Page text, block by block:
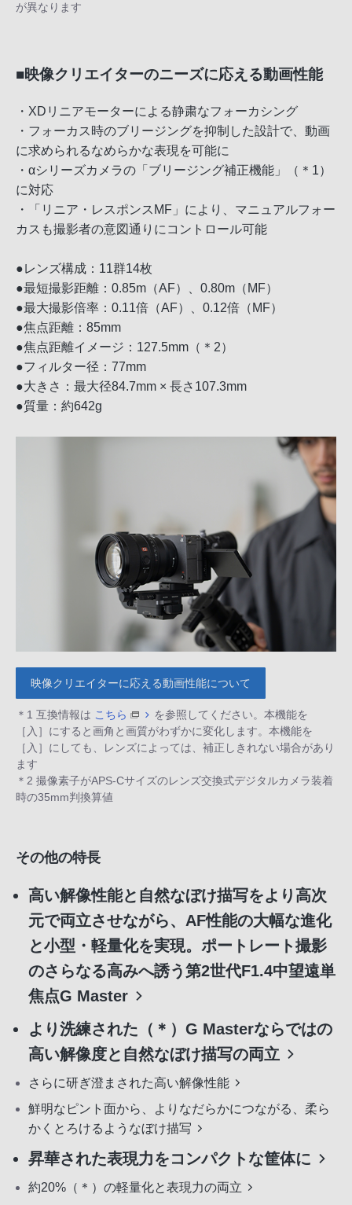
が異なります
■映像クリエイターのニーズに応える動画性能
・XDリニアモーターによる静粛なフォーカシング
・フォーカス時のブリージングを抑制した設計で、動画
に求められるなめらかな表現を可能に
・αシリーズカメラの「ブリージング補正機能」（＊1）
に対応
・「リニア・レスポンスMF」により、マニュアルフォー
カスも撮影者の意図通りにコントロール可能
●レンズ構成：11群14枚
●最短撮影距離：0.85m（AF）、0.80m（MF）
●最大撮影倍率：0.11倍（AF）、0.12倍（MF）
●焦点距離：85mm
●焦点距離イメージ：127.5mm（＊2）
●フィルター径：77mm
●大きさ：最大径84.7mm × 長さ107.3mm
●質量：約642g
映像クリエイターに応える動画性能について
＊1 互換情報は こちら
を参照してください。本機能を
［入］にすると画角と画質がわずかに変化します。本機能を
［入］にしても、レンズによっては、補正しきれない場合があり
ます
＊2 撮像素子がAPS-Cサイズのレンズ交換式デジタルカメラ装着
時の35mm判換算値
その他の特長
高い解像性能と自然なぼけ描写をより高次
元で両立させながら、AF性能の大幅な進化
と小型・軽量化を実現。ポートレート撮影
のさらなる高みへ誘う第2世代F1.4中望遠単
焦点G Master
より洗練された（＊）G Masterならではの
高い解像度と自然なぼけ描写の両立
さらに研ぎ澄まされた高い解像性能
鮮明なピント面から、よりなだらかにつながる、柔ら
かくとろけるようなぼけ描写
昇華された表現力をコンパクトな筐体に
約20%（＊）の軽量化と表現力の両立